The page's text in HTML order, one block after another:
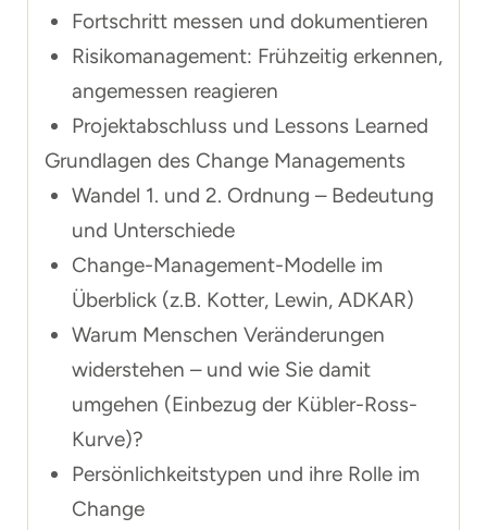
Fortschritt messen und dokumentieren
Risikomanagement: Frühzeitig erkennen,
angemessen reagieren
Projektabschluss und Lessons Learned
Grundlagen des Change Managements
Wandel 1. und 2. Ordnung – Bedeutung
und Unterschiede
Change-Management-Modelle im
Überblick (z.B. Kotter, Lewin, ADKAR)
Warum Menschen Veränderungen
widerstehen – und wie Sie damit
umgehen (Einbezug der Kübler-Ross-
Kurve)?
Persönlichkeitstypen und ihre Rolle im
Change